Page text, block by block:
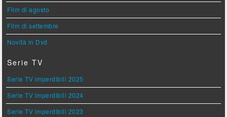
Film di agosto
Film di settembre
Novità in Dvd
Serie TV
Serie TV imperdibili 2025
Serie TV imperdibili 2024
Serie TV imperdibili 2023